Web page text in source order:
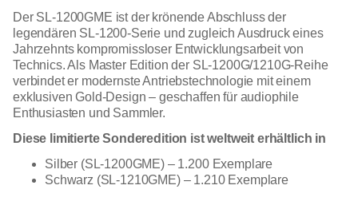
Der SL-1200GME ist der krönende Abschluss der
legendären SL-1200-Serie und zugleich Ausdruck eines
Jahrzehnts kompromissloser Entwicklungsarbeit von
Technics. Als Master Edition der SL-1200G/1210G-Reihe
verbindet er modernste Antriebstechnologie mit einem
exklusiven Gold-Design – geschaffen für audiophile
Enthusiasten und Sammler.
Diese limitierte Sonderedition ist weltweit erhältlich in
Silber (SL-1200GME) – 1.200 Exemplare
Schwarz (SL-1210GME) – 1.210 Exemplare